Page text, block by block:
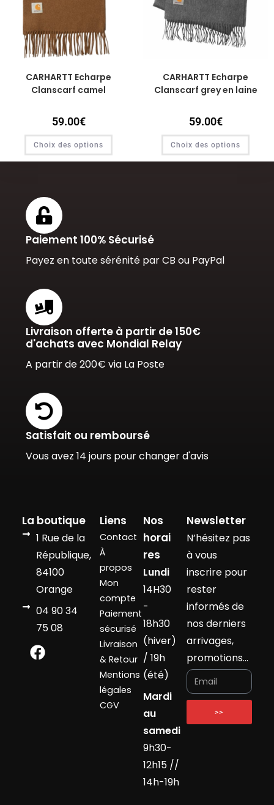
CARHARTT Echarpe
Clanscarf camel
59.00€
Choix des options
CARHARTT Echarpe
Clanscarf grey en laine
59.00€
Choix des options
Paiement 100% Sécurisé
Payez en toute sérénité par CB ou PayPal
Livraison offerte à partir de 150€
d'achats avec Mondial Relay
A partir de 200€ via La Poste
Satisfait ou remboursé
Vous avez 14 jours pour changer d'avis
La boutique
1 Rue de la
République,
84100
Orange
04 90 34
75 08
Liens
Contact
À
propos
Mon
compte
Paiement
sécurisé
Livraison
& Retour
Mentions
légales
CGV
Nos
horai
res
Lundi
14H30
-
18h30
(hiver)
/ 19h
(été)
Mardi
au
samedi
9h30-
12h15 //
14h-19h
Newsletter
N’hésitez pas
à vous
inscrire pour
rester
informés de
nos derniers
arrivages,
promotions…
>>